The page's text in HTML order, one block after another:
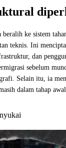
ke sistem
teknis. Ini
dan
sebelum
Selain itu, ia
dalam tahap